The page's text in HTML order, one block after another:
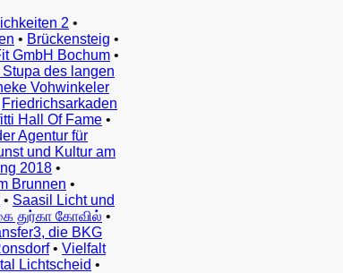
2 •
• Brückensteig •
GmbH Bochum •
Stupa des langen
Vohwinkeler
Friedrichsarkaden
Hall Of Fame •
Agentur für
und Kultur am
2018 •
Brunnen •
• Saasil Licht und
துர்கா கோவில் •
die BKG
• Vielfalt
Lichtscheid •